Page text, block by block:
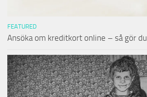
FEATURED
Ansöka om kreditkort online – så gör du